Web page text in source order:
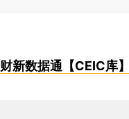
财新数据通【CEIC库】